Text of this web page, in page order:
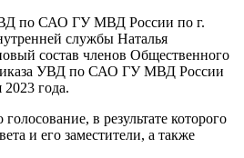
по САО ГУ МВД России по г.
службы Наталья
состав членов Общественного
УВД по САО ГУ МВД России
2023 года.
в результате которого
и его заместители, а также